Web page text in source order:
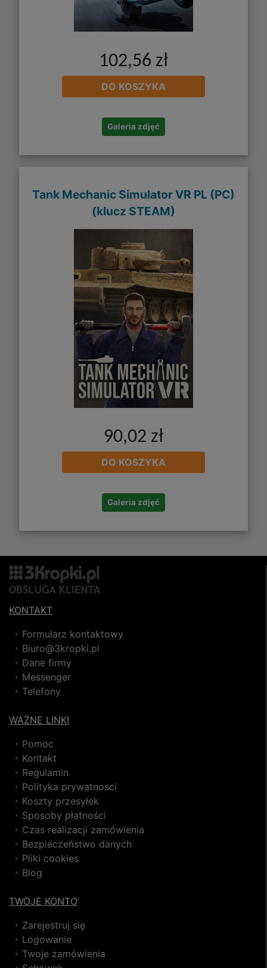
102,56 zł
DO KOSZYKA
Galeria zdjęć
Tank Mechanic Simulator VR PL (PC)
(klucz STEAM)
90,02 zł
DO KOSZYKA
Galeria zdjęć
KONTAKT
Formularz kontaktowy
Biuro@3kropki.pl
Dane firmy
Messenger
Telefony
WAŻNE LINKI
Pomoc
Kontakt
Regulamin
Polityka prywatnosci
Koszty przesyłek
Sposoby płatności
Czas realizacji zamówienia
Bezpieczeństwo danych
Pliki cookies
Blog
TWOJE KONTO
Zarejestruj się
Logowanie
Twoje zamówienia